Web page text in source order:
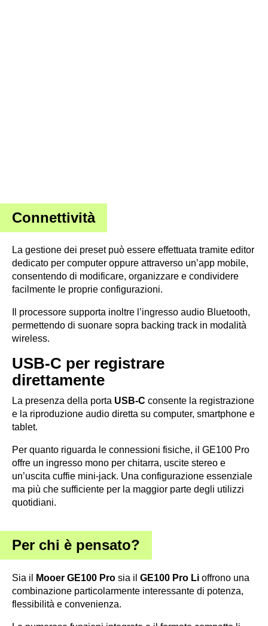
Connettività
La gestione dei preset può essere effettuata tramite editor
dedicato per computer oppure attraverso un’app mobile,
consentendo di modificare, organizzare e condividere
facilmente le proprie configurazioni.
Il processore supporta inoltre l’ingresso audio Bluetooth,
permettendo di suonare sopra backing track in modalità
wireless.
USB-C per registrare
direttamente
La presenza della porta USB-C consente la registrazione
e la riproduzione audio diretta su computer, smartphone e
tablet.
Per quanto riguarda le connessioni fisiche, il GE100 Pro
offre un ingresso mono per chitarra, uscite stereo e
un’uscita cuffie mini-jack. Una configurazione essenziale
ma più che sufficiente per la maggior parte degli utilizzi
quotidiani.
Per chi è pensato?
Sia il Mooer GE100 Pro sia il GE100 Pro Li offrono una
combinazione particolarmente interessante di potenza,
flessibilità e convenienza.